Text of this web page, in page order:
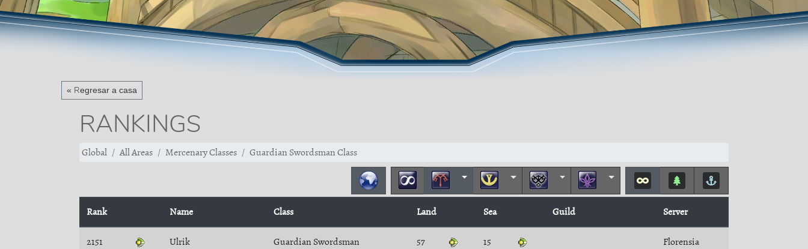
« Regresar a casa
RANKINGS
Global All Areas Mercenary Classes Guardian Swordsman Class
Rank Name Class Land Sea Guild Server
2151 Ulrik Guardian Swordsman 57 15 Florensia